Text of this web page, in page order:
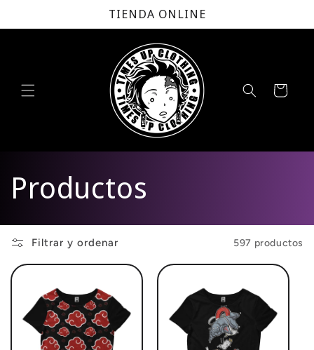
al contenido
TIENDA ONLINE
Carrito
C
o
l
e
c
Productos
Filtrar y ordenar 597 productos